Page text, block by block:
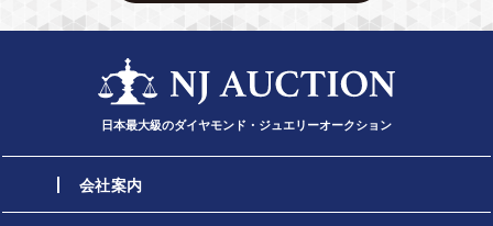
日本最大級のダイヤモンド・ジュエリーオークション
会社案内